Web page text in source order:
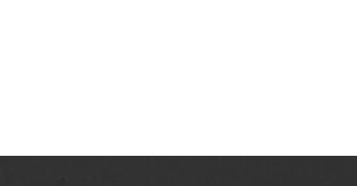
Tarnowskie Azoty : tygodnik Zakładów